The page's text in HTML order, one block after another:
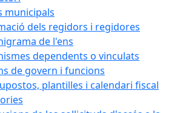
municipals
dels regidors i regidores
de l'ens
dependents o vinculats
de govern i funcions
plantilles i calendari fiscal